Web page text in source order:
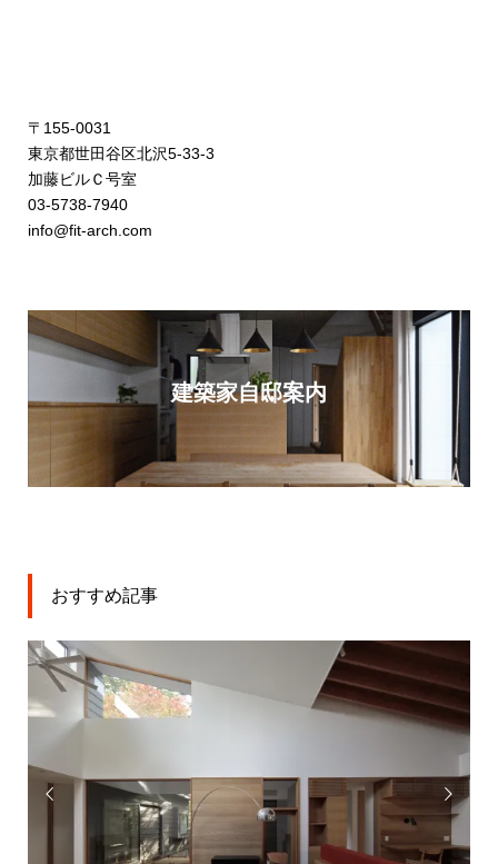
〒155-0031
東京都世田谷区北沢5-33-3
加藤ビルＣ号室
03-5738-7940
info@fit-arch.com
建築家自邸案内
おすすめ記事
 